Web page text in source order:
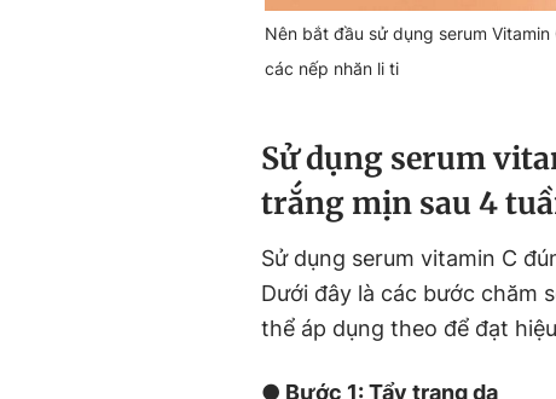
Nên bắt đầu sử dụng serum
các nếp nhăn li ti
Sử dụng serum
trắng mịn sau 4
Sử dụng serum vitamin C
Dưới đây là các bước chăm
thể áp dụng theo để đạt
● Bước 1: Tẩy trang da